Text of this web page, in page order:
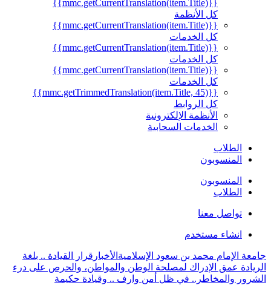
{{mmc.getCurrentTranslation(item.Title)}}
كل الأنظمة
{{mmc.getCurrentTranslation(item.Title)}}
كل الخدمات
{{mmc.getCurrentTranslation(item.Title)}}
كل الخدمات
{{mmc.getCurrentTranslation(item.Title)}}
كل الخدمات
{{mmc.getTrimmedTranslation(item.Title, 45)}}
كل الروابط
الأنظمة الإلكترونية
الخدمات السحابية
الطلاب
المنسوبون
المنسوبون
الطلاب
تواصل معنا
انشاء مستخدم
جامعة الإمام محمد بن سعود الإسلامية الأخبار قرار القيادة .. بلغة
الريادة عمق الإدراك لمصلحة الوطن والمواطن، والحرص على درء
الشرور والمخاطر.. في ظل أمن وارف .. وقيادة حكيمة